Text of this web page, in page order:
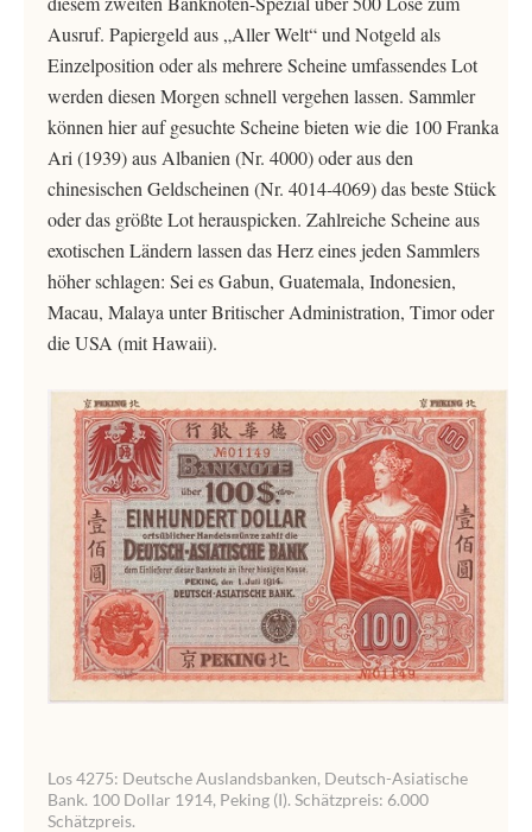
Ausruf. Papiergeld aus „Aller Welt“ und Notgeld als
Einzelposition oder als mehrere Scheine umfassendes Lot
werden diesen Morgen schnell vergehen lassen. Sammler
können hier auf gesuchte Scheine bieten wie die 100 Franka
Ari (1939) aus Albanien (Nr. 4000) oder aus den
chinesischen Geldscheinen (Nr. 4014-4069) das beste Stück
oder das größte Lot herauspicken. Zahlreiche Scheine aus
exotischen Ländern lassen das Herz eines jeden Sammlers
höher schlagen: Sei es Gabun, Guatemala, Indonesien,
Macau, Malaya unter Britischer Administration, Timor oder
die USA (mit Hawaii).
Los 4275: Deutsche Auslandsbanken, Deutsch-Asiatische
Bank. 100 Dollar 1914, Peking (I). Schätzpreis: 6.000
Schätzpreis.